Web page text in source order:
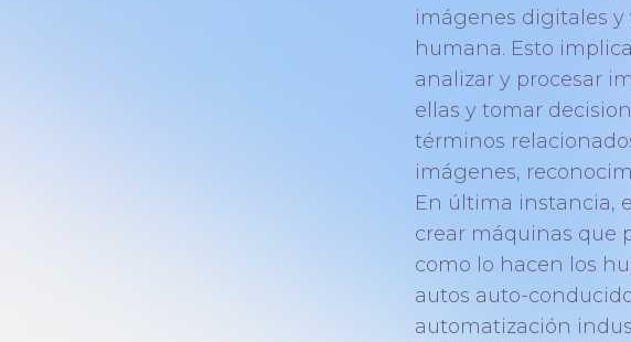
imágenes digitales y
humana. Esto
analizar y procesar
ellas y tomar
términos
imágenes,
En última instancia,
crear máquinas que
como lo hacen los
autos auto-
automatización